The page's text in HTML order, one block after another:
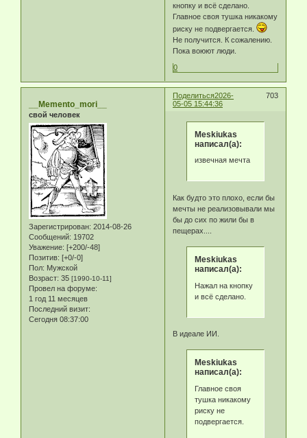
кнопку и всё сделано.
Главное своя тушка никакому
риску не подвергается.
Не получится. К сожалению.
Пока воюют люди.
0
Поделиться 703
2026-
05-05 15:44:36
__Memento_mori__
свой человек
Зарегистрирован: 2014-08-26
Сообщений: 19702
Уважение: [+200/-48]
Позитив: [+0/-0]
Пол: Мужской
Возраст: 35 [1990-10-11]
Провел на форуме:
1 год 11 месяцев
Последний визит:
Сегодня 08:37:00
Meskiukas
написал(а):
извечная мечта
Как будто это плохо, если бы
мечты не реализовывали мы
бы до сих по жили бы в
пещерах....
Meskiukas
написал(а):
Нажал на кнопку
и всё сделано.
В идеале ИИ.
Meskiukas
написал(а):
Главное своя
тушка никакому
риску не
подвергается.